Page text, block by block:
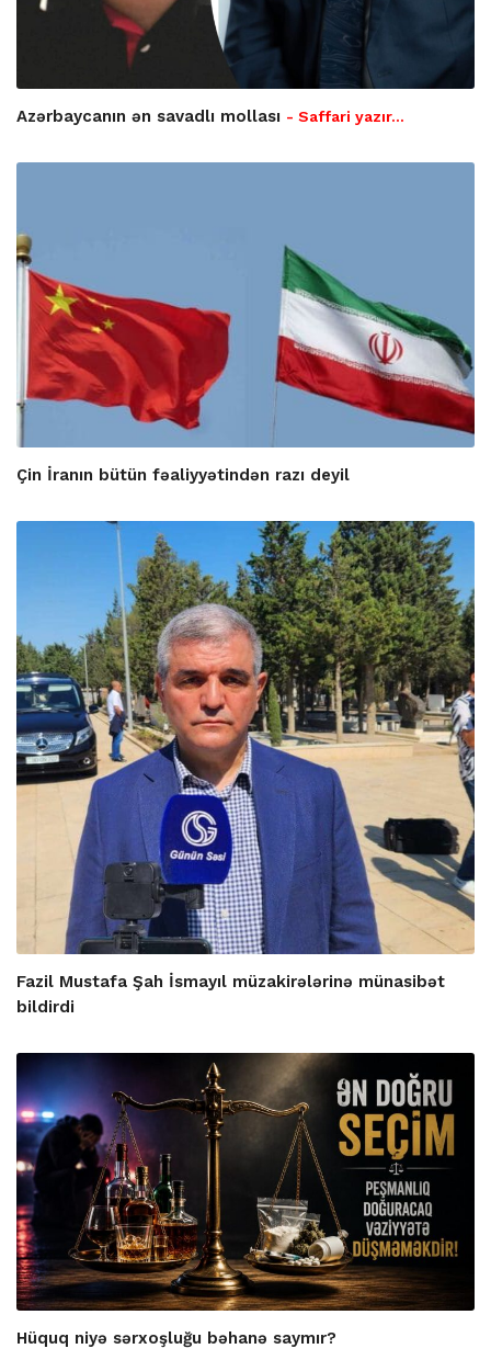
Azərbaycanın ən savadlı mollası - Saffari yazır…
Çin İranın bütün fəaliyyətindən razı deyil
Fazil Mustafa Şah İsmayıl müzakirələrinə münasibət
bildirdi
Hüquq niyə sərxoşluğu bəhanə saymır?